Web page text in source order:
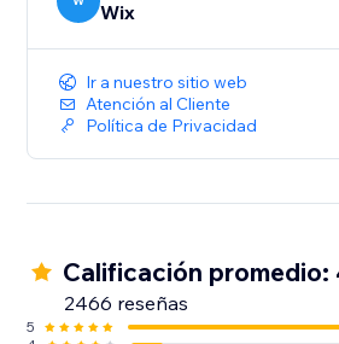
Wix
Ir a nuestro sitio web
Atención al Cliente
Política de Privacidad
Calificación promedio:
2466 reseñas
5